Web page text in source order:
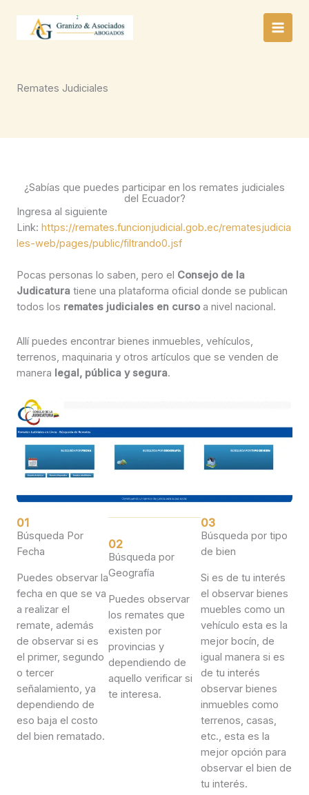
contenido
Remates Judiciales
¿Sabías que puedes participar en los remates judiciales
del Ecuador?
Ingresa al siguiente
Link: https://remates.funcionjudicial.gob.ec/rematesjudicia
les-web/pages/public/filtrando0.jsf
Pocas personas lo saben, pero el Consejo de la
Judicatura tiene una plataforma oficial donde se publican
todos los remates judiciales en curso a nivel nacional.
Allí puedes encontrar bienes inmuebles, vehículos,
terrenos, maquinaria y otros artículos que se venden de
manera legal, pública y segura.
01
Búsqueda Por
Fecha
Puedes observar la
fecha en que se va
a realizar el
remate, además
de observar si es
el primer, segundo
o tercer
señalamiento, ya
dependiendo de
eso baja el costo
del bien rematado.
02
Búsqueda por
Geografía
Puedes observar
los remates que
existen por
provincias y
dependiendo de
aquello verificar si
te interesa.
03
Búsqueda por tipo
de bien
Si es de tu interés
el observar bienes
muebles como un
vehículo esta es la
mejor bocín, de
igual manera si es
de tu interés
observar bienes
inmuebles como
terrenos, casas,
etc., esta es la
mejor opción para
observar el bien de
tu interés.